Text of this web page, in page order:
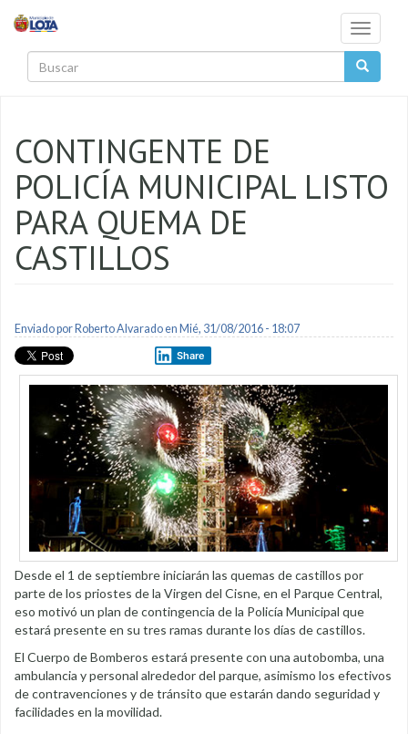
Toggle
CONTINGENTE DE
POLICÍA MUNICIPAL LISTO
PARA QUEMA DE
CASTILLOS
Enviado por Roberto Alvaradoen Mié, 31/08/2016 - 18:07
Share
Desde el 1 de septiembre iniciarán las quemas de castillos por
parte de los priostes de la Virgen del Cisne, en el Parque Central,
eso motivó un plan de contingencia de la Policía Municipal que
estará presente en su tres ramas durante los días de castillos.
El Cuerpo de Bomberos estará presente con una autobomba, una
ambulancia y personal alrededor del parque, asimismo los efectivos
de contravenciones y de tránsito que estarán dando seguridad y
facilidades en la movilidad.